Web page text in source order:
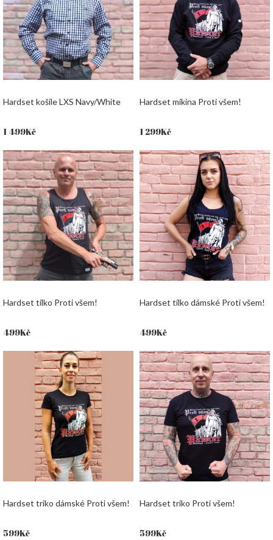
Hardset košile LXS Navy/White
1 499Kč
Hardset mikina Proti všem!
1 299Kč
Hardset tílko Proti všem!
499Kč
Hardset tílko dámské Proti všem!
499Kč
Hardset triko dámské Proti všem!
599Kč
Hardset triko Proti všem!
599Kč